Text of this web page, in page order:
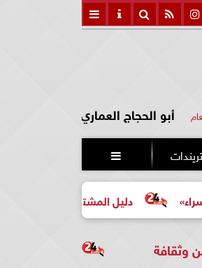
أبو الحجاج العماري
تريندات 
دليل المشتري لأول مرة لاختيار مشروع
وثقافة